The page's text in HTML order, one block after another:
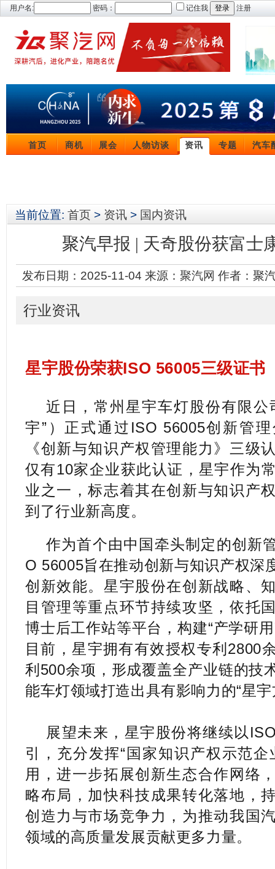
用户名: 密码： 记住我 注册
首页 商机 展会 人物访谈 资讯 专题 汽车
当前位置: 首页 > 资讯 > 国内资讯
聚汽早报 | 天奇股份获富士
发布日期：2025-11-04 来源： 聚汽网 作者：聚
行业资讯
星宇股份荣获ISO 56005三级证书
近日，常州星宇车灯股份有限公
宇”）正式通过ISO 56005创新管
《创新与知识产权管理能力》三级
仅有10家企业获此认证，星宇作为
业之一，标志着其在创新与知识产
到了行业新高度。
作为首个由中国牵头制定的创新
O 56005旨在推动创新与知识产权深
创新效能。星宇股份在创新战略、
目管理等重点环节持续攻坚，依托
博士后工作站等平台，构建“产学研
目前，星宇拥有有效授权专利2800
利500余项，形成覆盖全产业链的技
能车灯领域打造出具有影响力的“星宇
展望未来，星宇股份将继续以
引，充分发挥“国家知识产权示范企
用，进一步拓展创新生态合作网络
略布局，加快科技成果转化落地，
创造力与市场竞争力，为推动我国
领域的高质量发展贡献更多力量。